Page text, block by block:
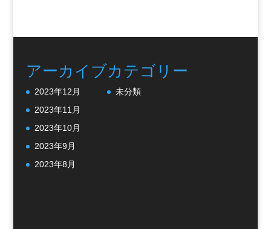
アーカイブ
2023年12月
2023年11月
2023年10月
2023年9月
2023年8月
カテゴリー
未分類